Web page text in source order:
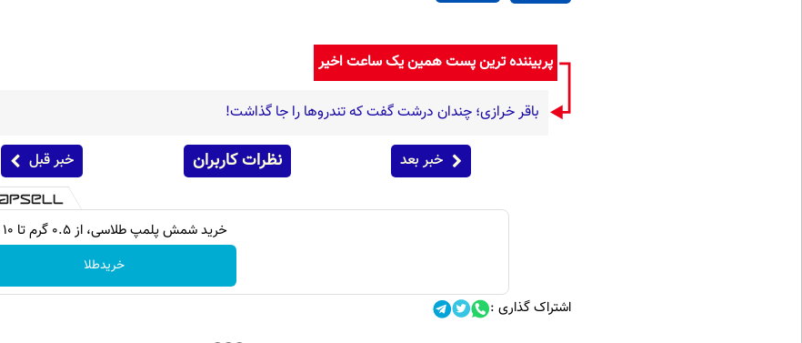
پربیننده ترین پست همین یک ساعت اخیر
باقر خرازی؛ چندان درشت گفت که تندروها را جا گذاشت!
خبر بعد نظرات کاربران خبر قبل
خرید شمش پلمپ طلاسی، از ۰.۵ گرم تا ۱۰ گرم
خریدطلا
اشتراک گذاری :